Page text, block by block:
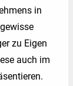
in
zu Eigen
auch im